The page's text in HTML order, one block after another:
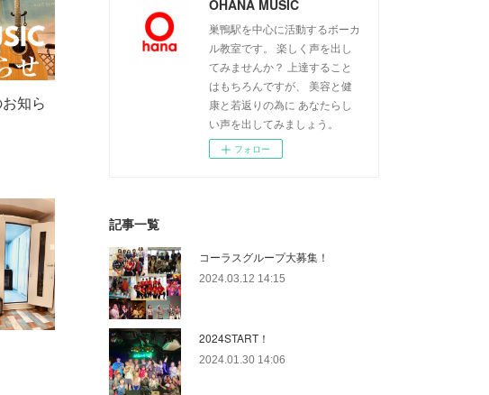
知ら
OHANA MUSIC
巣鴨駅を中心に活動するボーカ
ル教室です。 楽しく声を出し
てみませんか？ 上達すること
はもちろんですが、 美容と健
康と若返りの為に あなたらし
い声を出してみましょう。
フォロー
記事一覧
コーラスグループ大募集！
2024.03.12 14:15
2024START！
2024.01.30 14:06